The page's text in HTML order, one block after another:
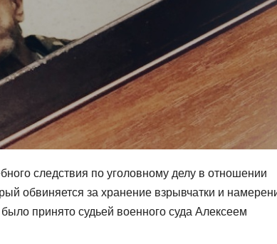
следствия по уголовному делу в отношении
обвиняется за хранение взрывчатки и
принято судьей военного суда Алексеем